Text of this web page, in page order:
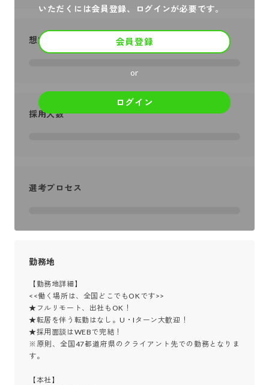
いただくには会員登録、ログインが必要です。
会員登録
or
ログイン
想定年収
採用人数
選考プロセス
勤務地
【勤務地詳細】
<<働く場所は、全国どこでもOKです>>
★フルリモート、出社もOK！
★転居を伴う転勤はなし。U・Iターン大歓迎！
★採用面談はWEBで完結！
※原則、全国47都道府県のクライアント先での勤務となりま
す。
【本社】